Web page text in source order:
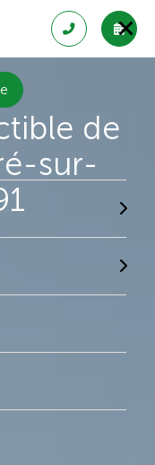
de
sur-